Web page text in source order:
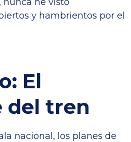
y hambrientos por el
El
del tren
nacional, los planes de